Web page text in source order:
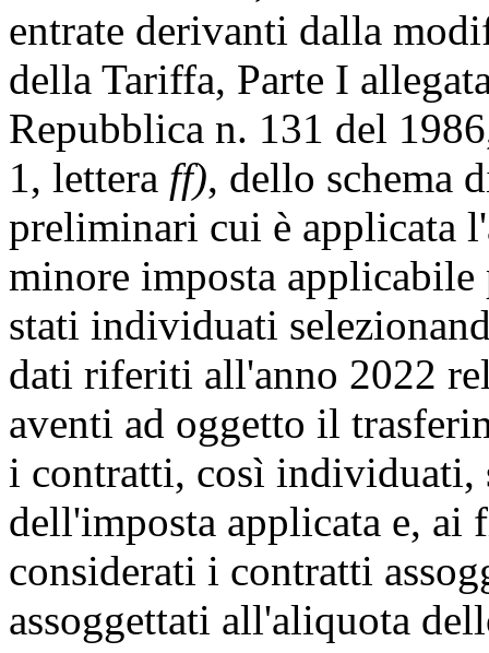
entrate derivanti dalla
della Tariffa, Parte I
Repubblica n. 131 del
1, lettera ff), dello schema
preliminari cui è applicata
minore imposta
stati individuati
dati riferiti all'anno 2022
aventi ad oggetto il
i contratti, così individuati,
dell'imposta applicata e, ai
considerati i contratti
assoggettati all'aliquota